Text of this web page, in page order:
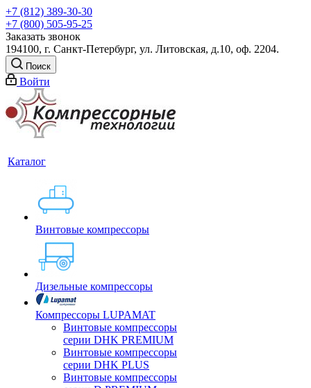
+7 (812) 389-30-30
+7 (800) 505-95-25
Заказать звонок
194100, г. Санкт-Петербург, ул. Литовская, д.10, оф. 2204.
Поиск
Войти
Каталог
Винтовые компрессоры
Дизельные компрессоры
Компрессоры LUPAMAT
Винтовые компрессоры
серии DHK PREMIUM
Винтовые компрессоры
серии DHK PLUS
Винтовые компрессоры